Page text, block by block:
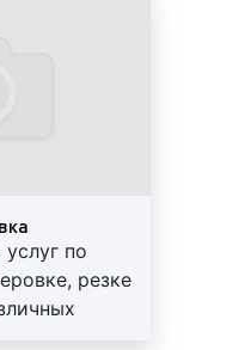
по
резке